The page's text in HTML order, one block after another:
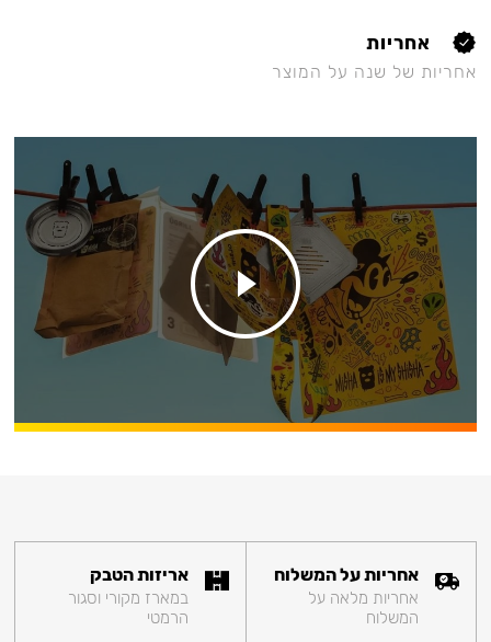
אחריות
אחריות של שנה על המוצר
אחריות על המשלוח
אחריות מלאה על
המשלוח
אריזות הטבק
במארז מקורי וסגור
הרמטי